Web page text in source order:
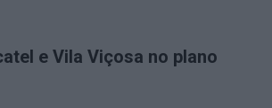
e Vila Viçosa no plano